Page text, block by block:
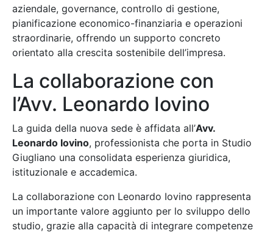
aziendale, governance, controllo di gestione,
pianificazione economico-finanziaria e operazioni
straordinarie, offrendo un supporto concreto
orientato alla crescita sostenibile dell’impresa.
La collaborazione con
l’Avv. Leonardo Iovino
La guida della nuova sede è affidata all’Avv.
Leonardo Iovino, professionista che porta in Studio
Giugliano una consolidata esperienza giuridica,
istituzionale e accademica.
La collaborazione con Leonardo Iovino rappresenta
un importante valore aggiunto per lo sviluppo dello
studio, grazie alla capacità di integrare competenze